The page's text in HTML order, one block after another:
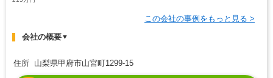
この会社の事例をもっと見る >
会社の概要▼
住所 山梨県甲府市山宮町1299-15